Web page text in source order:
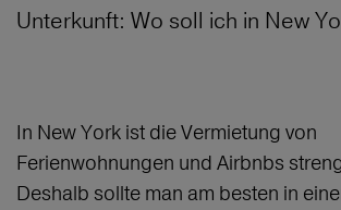
Unterkunft: Wo soll ich in New
In New York ist die Vermietung von
Ferienwohnungen und Airbnbs
Deshalb sollte man am besten in